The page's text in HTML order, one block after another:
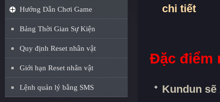
Hướng Dẫn Chơi Game
Bảng Thời Gian Sự Kiện
Quy định Reset nhân vật
Giới hạn Reset nhân vật
Lệnh quản lý bằng SMS
chi tiết
Đặc điểm
Kundun sẽ